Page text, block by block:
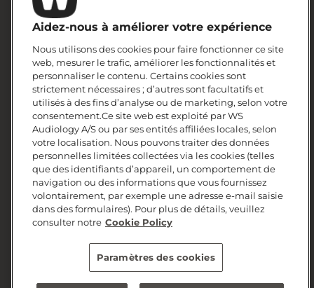
Information corporate
© 2026, WS Audiology A/S
Aidez-nous à améliorer votre expérience
Nous utilisons des cookies pour faire fonctionner ce site
web, mesurer le trafic, améliorer les fonctionnalités et
personnaliser le contenu. Certains cookies sont
strictement nécessaires ; d’autres sont facultatifs et
utilisés à des fins d’analyse ou de marketing, selon votre
consentement.Ce site web est exploité par WS
Audiology A/S ou par ses entités affiliées locales, selon
votre localisation. Nous pouvons traiter des données
personnelles limitées collectées via les cookies (telles
que des identifiants d’appareil, un comportement de
navigation ou des informations que vous fournissez
volontairement, par exemple une adresse e-mail saisie
dans des formulaires). Pour plus de détails, veuillez
consulter notre Cookie Policy
Paramètres des cookies